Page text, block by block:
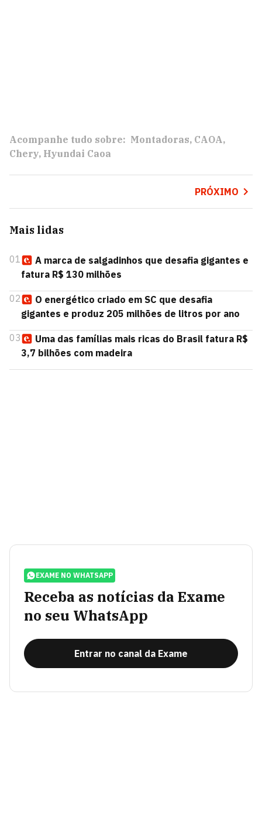
Acompanhe tudo sobre: Montadoras CAOA
Chery Hyundai Caoa
PRÓXIMO
Mais lidas
01
A marca de salgadinhos que desafia gigantes e
fatura R$ 130 milhões
02
O energético criado em SC que desafia
gigantes e produz 205 milhões de litros por ano
03
Uma das famílias mais ricas do Brasil fatura R$
3,7 bilhões com madeira
EXAME NO WHATSAPP
Receba as notícias da Exame
no seu WhatsApp
Entrar no canal da Exame